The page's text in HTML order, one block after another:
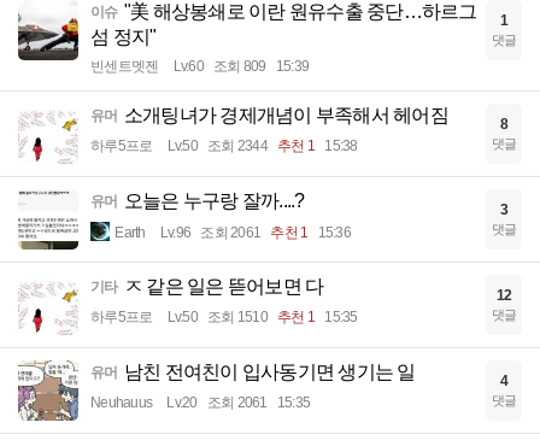
이슈 "美 해상봉쇄로 이란 원유수출 중단…하르그
섬 정지"
빈센트멧젠 Lv.60 조회 809 15:39
1
댓글
유머 소개팅녀가 경제개념이 부족해서 헤어짐
하루5프로 Lv.50 조회 2344 추천 1 15:38
8
댓글
유머 오늘은 누구랑 잘까....?
Earth Lv.96 조회 2061 추천 1 15:36
3
댓글
기타 ㅈ 같은 일은 뜯어보면 다
하루5프로 Lv.50 조회 1510 추천 1 15:35
12
댓글
유머 남친 전여친이 입사동기면 생기는 일
Neuhauus Lv.20 조회 2061 15:35
4
댓글